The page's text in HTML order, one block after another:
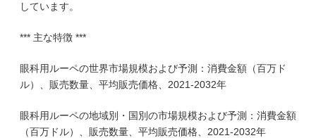
しています。
*** 主な特徴 ***
眼科用ルーペの世界市場規模および予測：消費金額（百万ド
ル）、販売数量、平均販売価格、2021-2032年
眼科用ルーペの地域別・国別の市場規模および予測：消費金額
（百万ドル）、販売数量、平均販売価格、2021-2032年